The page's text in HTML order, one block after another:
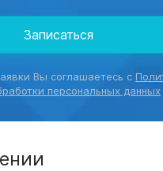
Записаться
Вы соглашаетесь с
персональных данных